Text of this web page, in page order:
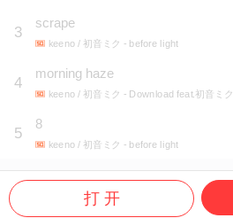
3
scrape
keeno / 初音ミク - before light
4
morning haze
keeno / 初音ミク - Download feat.初音ミク
5
8
keeno / 初音ミク - before light
打 开